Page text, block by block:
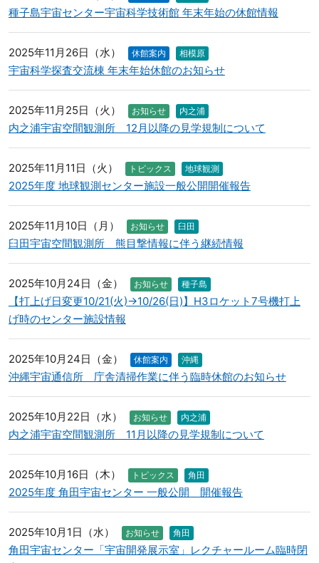
種子島宇宙センター宇宙科学技術館 年末年始の休館情報
2025年11月26日（水） 休館案内 相模原
宇宙科学探査交流棟 年末年始休館のお知らせ
2025年11月25日（火） お知らせ 内之浦
内之浦宇宙空間観測所 12月以降の見学規制について
2025年11月11日（火） トピックス 地球観測
2025年度 地球観測センター施設一般公開開催報告
2025年11月10日（月） お知らせ 臼田
臼田宇宙空間観測所 熊目撃情報に伴う継続情報
2025年10月24日（金） お知らせ 種子島
【打上げ日変更10/21(火)→10/26(日)】H3ロケット7号機打上
げ時のセンター施設情報
2025年10月24日（金） 休館案内 沖縄
沖縄宇宙通信所 庁舎清掃作業に伴う臨時休館のお知らせ
2025年10月22日（水） お知らせ 内之浦
内之浦宇宙空間観測所 11月以降の見学規制について
2025年10月16日（木） トピックス 角田
2025年度 角田宇宙センター 一般公開 開催報告
2025年10月1日（水） お知らせ 角田
角田宇宙センター「宇宙開発展示室」レクチャールーム臨時閉